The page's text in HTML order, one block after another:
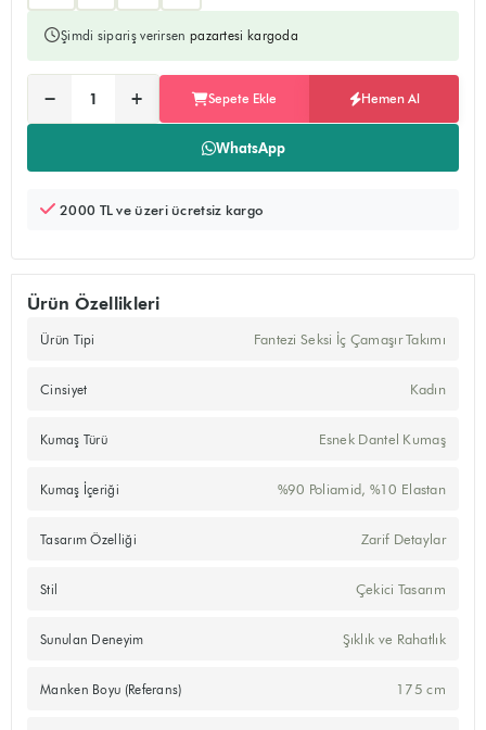
Şimdi sipariş verirsen pazartesi kargoda
Adet:
− + Sepete Ekle Hemen Al
WhatsApp
Ürünü sepete ekler, alışverişe devam edebilirsiniz
Doğrudan ödeme sayfasına yönlendirir
2000 TL ve üzeri ücretsiz kargo
Ürün Özellikleri
Ürün Tipi Fantezi Seksi İç Çamaşır Takımı
Cinsiyet Kadın
Kumaş Türü Esnek Dantel Kumaş
Kumaş İçeriği %90 Poliamid, %10 Elastan
Tasarım Özelliği Zarif Detaylar
Stil Çekici Tasarım
Sunulan Deneyim Şıklık ve Rahatlık
Manken Boyu (Referans) 175 cm